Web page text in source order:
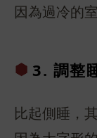
因為過冷的
3. 調整
比起側睡，